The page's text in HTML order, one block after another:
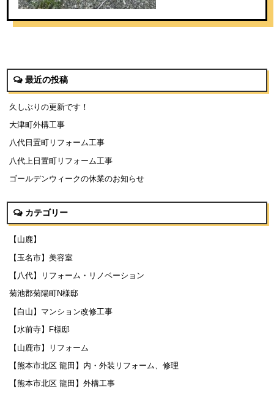
最近の投稿
久しぶりの更新です！
大津町外構工事
八代日置町リフォーム工事
八代上日置町リフォーム工事
ゴールデンウィークの休業のお知らせ
カテゴリー
【山鹿】
【玉名市】美容室
【八代】リフォーム・リノベーション
菊池郡菊陽町N様邸
【白山】マンション改修工事
【水前寺】F様邸
【山鹿市】リフォーム
【熊本市北区 龍田】内・外装リフォーム、修理
【熊本市北区 龍田】外構工事